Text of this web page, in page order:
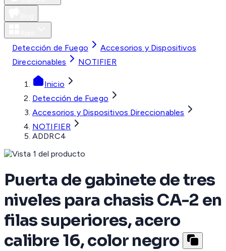
Detección de Fuego
Accesorios y Dispositivos
Direccionables
NOTIFIER
Inicio
Detección de Fuego
Accesorios y Dispositivos Direccionables
NOTIFIER
ADDRC4
Puerta de gabinete de tres
niveles para chasis CA-2 en
filas superiores, acero
calibre 16, color negro